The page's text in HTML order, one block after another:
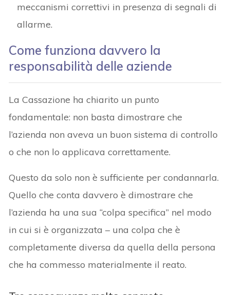
meccanismi correttivi in presenza di segnali di
allarme.
Come funziona davvero la
responsabilità delle aziende
La Cassazione ha chiarito un punto
fondamentale: non basta dimostrare che
l’azienda non aveva un buon sistema di controllo
o che non lo applicava correttamente.
Questo da solo non è sufficiente per condannarla.
Quello che conta davvero è dimostrare che
l’azienda ha una sua “colpa specifica” nel modo
in cui si è organizzata – una colpa che è
completamente diversa da quella della persona
che ha commesso materialmente il reato.